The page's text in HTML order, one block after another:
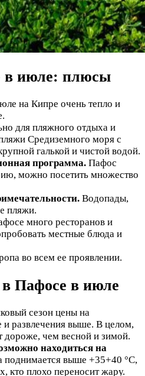
в июле: плюсы
на Кипре очень тепло и
для пляжного отдыха и
Средиземного моря с
галькой и чистой водой.
программа. Пафос
можно посетить множество
Водопады,
пляжи.
много ресторанов и
местные блюда и
во всем ее проявлении.
Пафосе в июле
сезон цены на
и развлечения выше. В целом,
дороже, чем весной и зимой.
находиться на
поднимается выше +35+40 °C,
кто плохо переносит жару.